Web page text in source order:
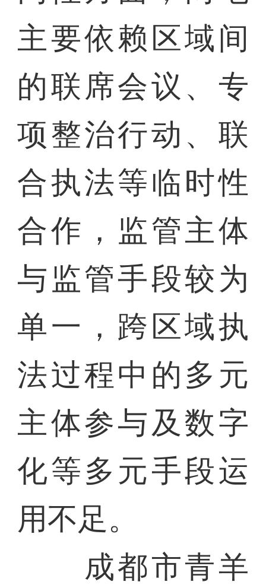
主要依赖区域间
的联席会议、专
项整治行动、联
合执法等临时性
合作，监管主体
与监管手段较为
单一，跨区域执
法过程中的多元
主体参与及数字
化等多元手段运
用不足。
成都市青羊